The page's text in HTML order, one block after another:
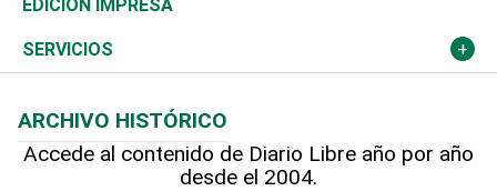
Resto del mundo
Economía personal
Podcast Arte Libre
Hablando con el pediatra
Más deportes
Línea de hit
Noticiero Poteleche
Lecturas
Cambio climático
Deportes
Opinión
Hecho en casa
EDICIÓN IMPRESA
SERVICIOS
Cumpleaños
ARCHIVO HISTÓRICO
Accede al contenido de Diario Libre año por año
desde el 2004.